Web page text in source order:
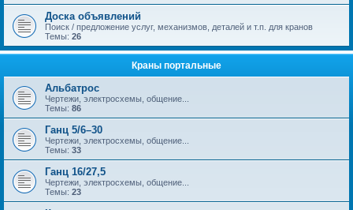
Доска объявлений
Поиск / предложение услуг, механизмов, деталей и т.п. для кранов
Темы: 26
Краны портальные
Альбатрос
Чертежи, электросхемы, общение...
Темы: 86
Ганц 5/6–30
Чертежи, электросхемы, общение...
Темы: 33
Ганц 16/27,5
Чертежи, электросхемы, общение...
Темы: 23